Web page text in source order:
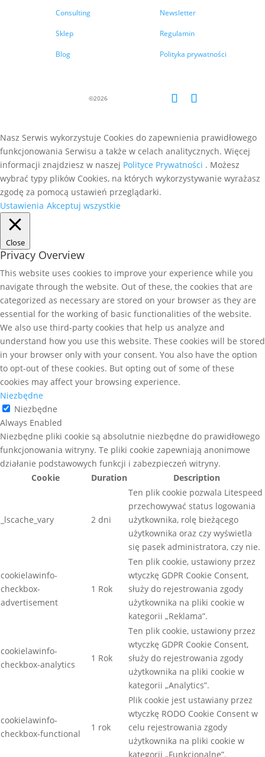
Consulting
Sklep
Blog
Newsletter
Regulamin
Polityka prywatności
Nasz Serwis wykorzystuje Cookies do zapewnienia prawidłowego
funkcjonowania Serwisu a także w celach analitycznych. Więcej
informacji znajdziesz w naszej Polityce Prywatności . Możesz
wybrać typy plików Cookies, na których wykorzystywanie wyrażasz
zgodę za pomocą ustawień przeglądarki.
Ustawienia Akceptuj wszystkie
Close
Privacy Overview
This website uses cookies to improve your experience while you
navigate through the website. Out of these, the cookies that are
categorized as necessary are stored on your browser as they are
essential for the working of basic functionalities of the website.
We also use third-party cookies that help us analyze and
understand how you use this website. These cookies will be stored
in your browser only with your consent. You also have the option
to opt-out of these cookies. But opting out of some of these
cookies may affect your browsing experience.
Niezbędne
Niezbędne
Always Enabled
Niezbędne pliki cookie są absolutnie niezbędne do prawidłowego
funkcjonowania witryny. Te pliki cookie zapewniają anonimowe
działanie podstawowych funkcji i zabezpieczeń witryny.
Cookie
Duration Description
_lscache_vary 2 dni
Ten plik cookie pozwala Litespeed
przechowywać status logowania
użytkownika, rolę bieżącego
użytkownika oraz czy wyświetla
się pasek administratora, czy nie.
cookielawinfo-
checkbox-
advertisement
1 Rok
Ten plik cookie, ustawiony przez
wtyczkę GDPR Cookie Consent,
służy do rejestrowania zgody
użytkownika na pliki cookie w
kategorii „Reklama”.
cookielawinfo-
checkbox-analytics
1 Rok
Ten plik cookie, ustawiony przez
wtyczkę GDPR Cookie Consent,
służy do rejestrowania zgody
użytkownika na pliki cookie w
kategorii „Analytics”.
cookielawinfo-
checkbox-functional
1 rok
Plik cookie jest ustawiany przez
wtyczkę RODO Cookie Consent w
celu rejestrowania zgody
użytkownika na pliki cookie w
kategorii „Funkcjonalne”.